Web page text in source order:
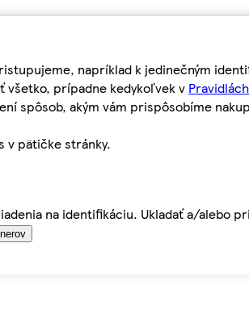
napríklad k jedinečným
všetko, prípadne kedykoľvek v
spôsob, akým vám prispôsobíme
v pätičke stránky.
na identifikáciu. Ukladať a/alebo